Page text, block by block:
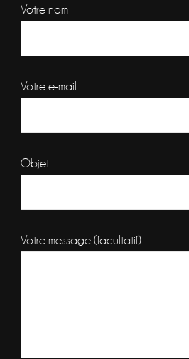
Votre nom
Votre e-mail
Objet
Votre message (facultatif)